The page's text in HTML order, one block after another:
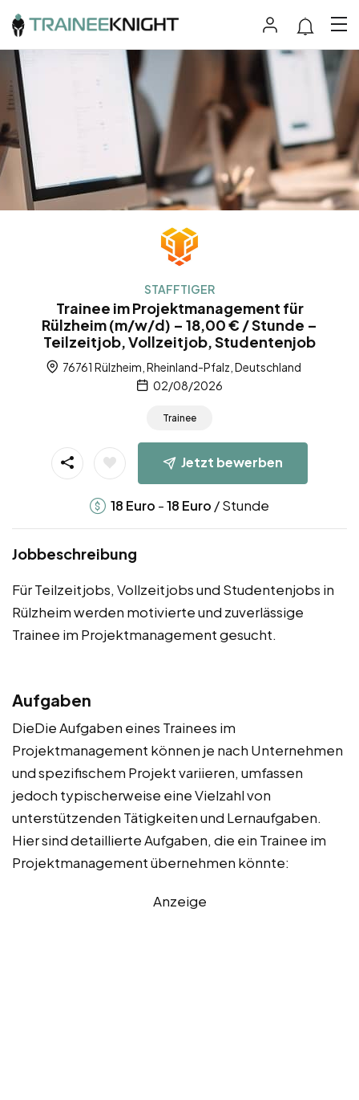
STAFFTIGER
Trainee im Projektmanagement für
Rülzheim (m/w/d) – 18,00 € / Stunde –
Teilzeitjob, Vollzeitjob, Studentenjob
76761 Rülzheim, Rheinland-Pfalz, Deutschland
02/08/2026
Trainee
Jetzt bewerben
18 Euro -18 Euro / Stunde
Jobbeschreibung
Für Teilzeitjobs, Vollzeitjobs und Studentenjobs in
Rülzheim werden motivierte und zuverlässige
Trainee im Projektmanagement gesucht.
Aufgaben
DieDie Aufgaben eines Trainees im
Projektmanagement können je nach Unternehmen
und spezifischem Projekt variieren, umfassen
jedoch typischerweise eine Vielzahl von
unterstützenden Tätigkeiten und Lernaufgaben.
Hier sind detaillierte Aufgaben, die ein Trainee im
Projektmanagement übernehmen könnte:
Anzeige